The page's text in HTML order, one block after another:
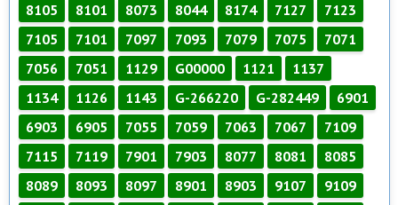
8105
8101 8073 8044 8174 7127
7123
7105
7101 7097 7093 7079 7075
7071
7056
7051 1129 G00000 1121
1137
1134
1126 1143 G-266220 G-282449
6901
6903
6905 7055 7059 7063 7067
7109
7115
7119 7901 7903 8077 8081
8085
8089
8093 8097 8901 8903 9107
9109